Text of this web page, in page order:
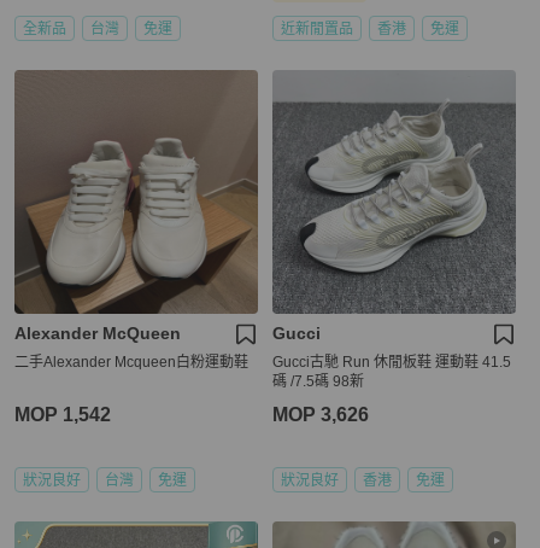
全新品 台灣 免運 近新閒置品 香港 免運
Alexander McQueen
二手Alexander Mcqueen白粉運動鞋
MOP 1,542
狀況良好 台灣 免運
Gucci
Gucci古馳 Run 休閒板鞋 運動鞋 41.5
碼 /7.5碼 98新
MOP 3,626
狀況良好 香港 免運